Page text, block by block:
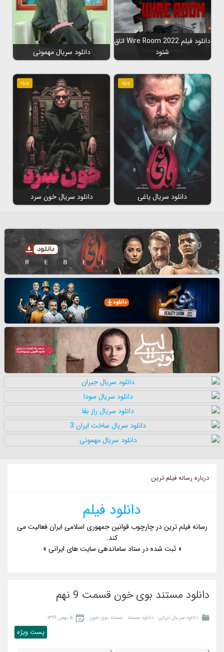
دانلود فیلم Wire Room 2022 اتاق
شنود
دانلود سریال مهمونی
ویژه
دانلود سریال یاغی
ویژه
دانلود سریال خون سرد
درباره رسانه فيلم ترين
دانلود فیلم
رسانه فیلم ترین در چارچوب قوانین جمهوری اسلامی ایران فعالیت می
کند.
« ثبت شده در ستاد ساماندهی سایت های ایرانی »
دانلود مستند بوی خون قسمت 9 نهم
دانلود سریال ایرانی دانلود مستند مستند بوی خون ۵ بهمن ۱۳۹۹
پست ويژه